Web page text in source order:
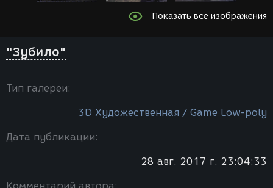
Показать все изображения
"Зубило"
Тип галереи:
3D Художественная / Game Low-poly
Дата публикации:
28 авг. 2017 г. 23:04:33